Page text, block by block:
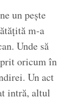
un pește
m-a
Unde să
oricum în
Un act
intră, altul